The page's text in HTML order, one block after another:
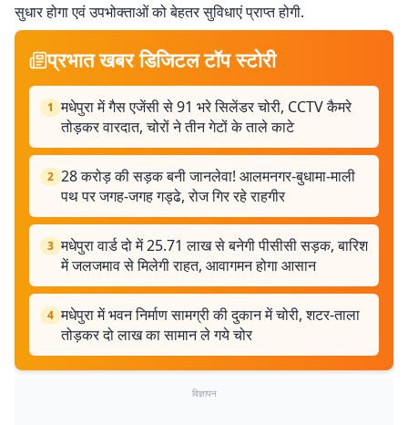
सुधार होगा एवं उपभोक्ताओं को बेहतर सुविधाएं प्राप्त होगी.
प्रभात खबर डिजिटल टॉप स्टोरी
1 मधेपुरा में गैस एजेंसी से 91 भरे सिलेंडर चोरी, CCTV कैमरे
तोड़कर वारदात, चोरों ने तीन गेटों के ताले काटे
2 28 करोड़ की सड़क बनी जानलेवा! आलमनगर-बुधामा-माली
पथ पर जगह-जगह गड्ढे, रोज गिर रहे राहगीर
3 मधेपुरा वार्ड दो में 25.71 लाख से बनेगी पीसीसी सड़क, बारिश
में जलजमाव से मिलेगी राहत, आवागमन होगा आसान
4 मधेपुरा में भवन निर्माण सामग्री की दुकान में चोरी, शटर-ताला
तोड़कर दो लाख का सामान ले गये चोर
विज्ञापन